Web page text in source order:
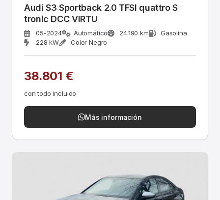
Audi S3 Sportback 2.0 TFSI quattro S
tronic DCC VIRTU
05-2024 Automático 24.190 km
Gasolina
228 kW
Color Negro
38.801 €
con todo incluido
Más información